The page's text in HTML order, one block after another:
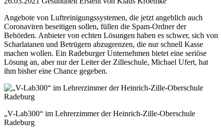
Angebote von Luftreinigungssystemen, die jetzt angeblich auch
Coronaviren beseitigen sollen, füllen die Spam-Ordner der
Behörden. Anbieter von echten Lösungen haben es schwer, sich von
Scharlatanen und Betrügern abzugrenzen, die nur schnell Kasse
machen wollen. Ein Radeburger Unternehmen bietet eine seriöse
Lösung an, aber nur der Leiter der Zilleschule, Michael Ufert, hat
ihm bisher eine Chance gegeben.
„V-Lab300“ im Lehrerzimmer der Heinrich-Zille-Oberschule
Radeburg